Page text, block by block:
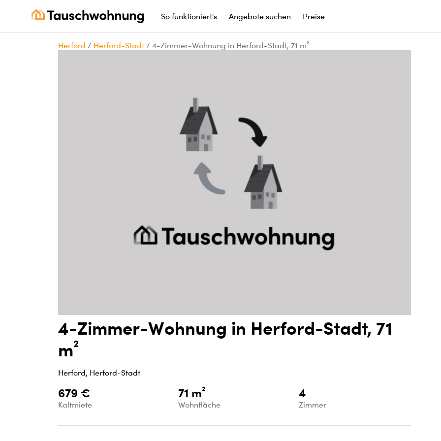
So funktioniert's Angebote suchen Preise
Herford / Herford-Stadt / 4-Zimmer-Wohnung in Herford-Stadt, 71 m²
4-Zimmer-Wohnung in Herford-Stadt, 71
m²
Herford, Herford-Stadt
679 €
Kaltmiete
71 m²
Wohnfläche
4
Zimmer